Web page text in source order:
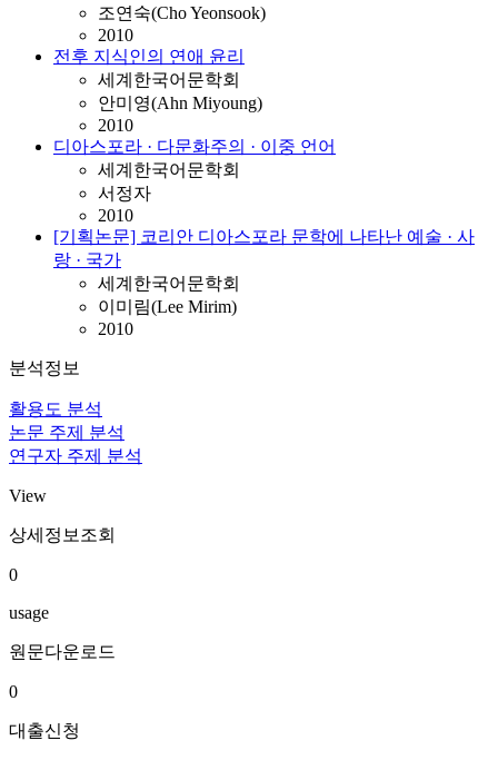
조연숙(Cho Yeonsook)
2010
전후 지식인의 연애 윤리
세계한국어문학회
안미영(Ahn Miyoung)
2010
디아스포라 · 다문화주의 · 이중 언어
세계한국어문학회
서정자
2010
[기획논문] 코리안 디아스포라 문학에 나타난 예술 · 사
랑 · 국가
세계한국어문학회
이미림(Lee Mirim)
2010
분석정보
활용도 분석
논문 주제 분석
연구자 주제 분석
View
상세정보조회
0
usage
원문다운로드
0
대출신청